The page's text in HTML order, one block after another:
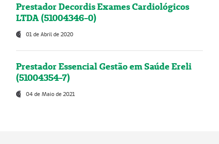
Prestador Decordis Exames Cardiológicos
LTDA (51004346-0)
01 de Abril de 2020
Prestador Essencial Gestão em Saúde Ereli
(51004354-7)
04 de Maio de 2021